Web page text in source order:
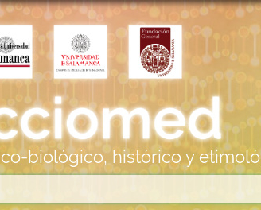
biológico, histórico y